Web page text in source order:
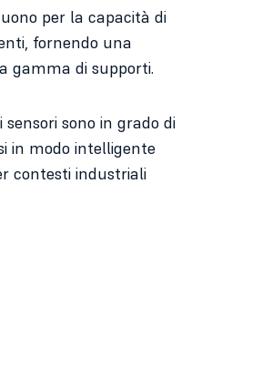
per la capacità di
fornendo una
gamma di supporti.
sono in grado di
in modo intelligente
contesti industriali